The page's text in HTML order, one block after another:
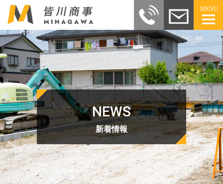
MENU
NEWS
新着情報